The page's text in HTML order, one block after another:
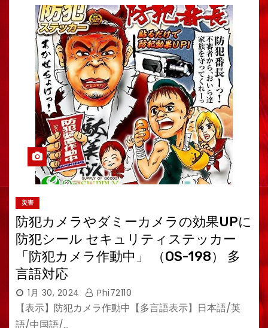
災害
防犯カメラやダミーカメラの効果UPに
防犯シール セキュリティステッカー
「防犯カメラ作動中」 （OS-198） 多
言語対応
1月 30, 2024 Phi72110
【表示】防犯カメラ作動中【多言語表示】日本語/英
語/中国語/…